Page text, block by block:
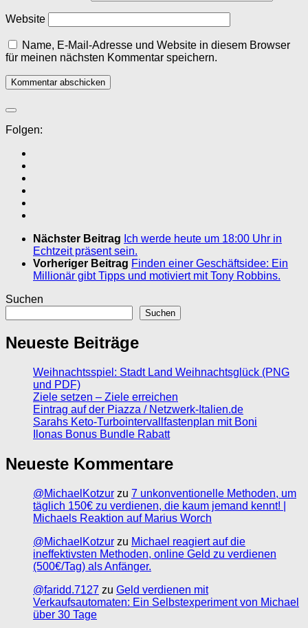
Website
Name, E-Mail-Adresse und Website in diesem Browser
für meinen nächsten Kommentar speichern.
Folgen:
Nächster Beitrag Ich werde heute um 18:00 Uhr in
Echtzeit präsent sein.
Vorheriger Beitrag Finden einer Geschäftsidee: Ein
Millionär gibt Tipps und motiviert mit Tony Robbins.
Suchen
Suchen
Neueste Beiträge
Weihnachtsspiel: Stadt Land Weihnachtsglück (PNG
und PDF)
Ziele setzen – Ziele erreichen
Eintrag auf der Piazza / Netzwerk-Italien.de
Sarahs Keto-Turbointervallfastenplan mit Boni
Ilonas Bonus Bundle Rabatt
Neueste Kommentare
@MichaelKotzur zu 7 unkonventionelle Methoden, um
täglich 150€ zu verdienen, die kaum jemand kennt! |
Michaels Reaktion auf Marius Worch
@MichaelKotzur zu Michael reagiert auf die
ineffektivsten Methoden, online Geld zu verdienen
(500€/Tag) als Anfänger.
@faridd.7127 zu Geld verdienen mit
Verkaufsautomaten: Ein Selbstexperiment von Michael
über 30 Tage